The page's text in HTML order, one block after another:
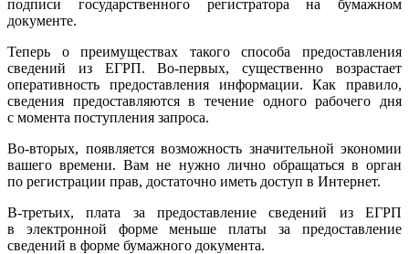
подписи государственного регистратора на бумажном
документе.
Теперь о преимуществах такого способа предоставления
сведений из ЕГРП. Во-первых, существенно возрастает
оперативность предоставления информации. Как правило,
сведения предоставляются в течение одного рабочего дня
с момента поступления запроса.
Во-вторых, появляется возможность значительной экономии
вашего времени. Вам не нужно лично обращаться в орган
по регистрации прав, достаточно иметь доступ в Интернет.
В-третьих, плата за предоставление сведений из ЕГРП
в электронной форме меньше платы за предоставление
сведений в форме бумажного документа.